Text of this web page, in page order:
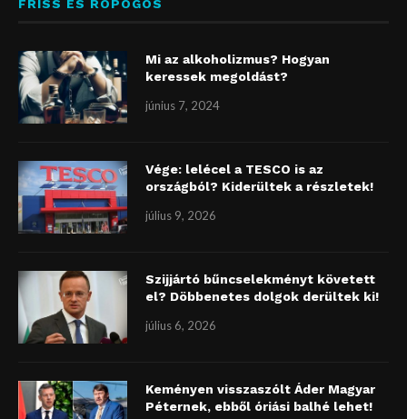
FRISS ÉS ROPOGÓS
Mi az alkoholizmus? Hogyan
keressek megoldást?
június 7, 2024
Vége: lelécel a TESCO is az
országból? Kiderültek a részletek!
július 9, 2026
Szijjártó bűncselekményt követett
el? Döbbenetes dolgok derültek ki!
július 6, 2026
Keményen visszaszólt Áder Magyar
Péternek, ebből óriási balhé lehet!